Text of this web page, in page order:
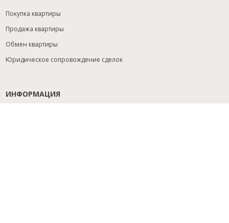
Покупка квартиры
Продажа квартиры
Обмен квартиры
Юридическое сопровождение сделок
ИНФОРМАЦИЯ